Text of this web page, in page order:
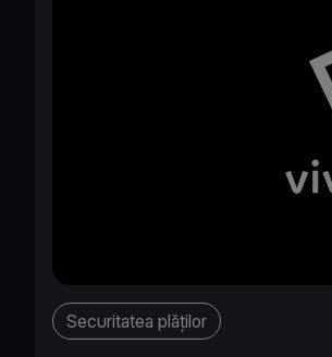
Securitatea plăților